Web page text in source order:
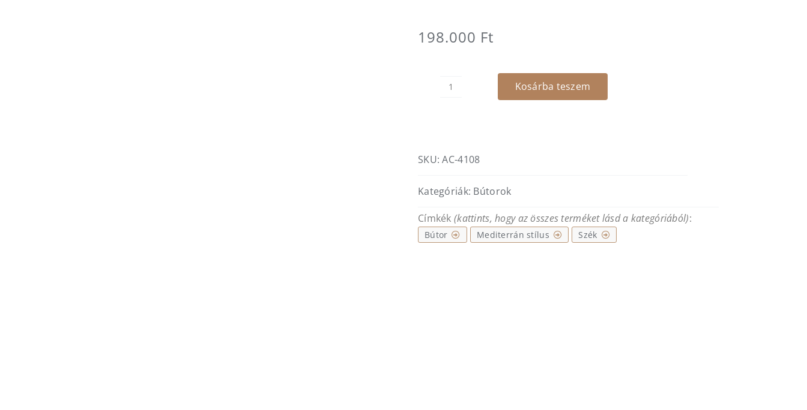
198.000 Ft
Numa
szék
Kosárba teszem
SKU:AC-4108
Kategóriák: Bútorok
Címkék (kattints, hogy az összes terméket lásd a kategóriából):
Bútor Mediterrán stílus Szék